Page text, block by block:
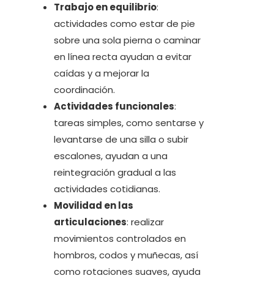
Trabajo en equilibrio:
actividades como estar de pie
sobre una sola pierna o caminar
en línea recta ayudan a evitar
caídas y a mejorar la
coordinación.
Actividades funcionales:
tareas simples, como sentarse y
levantarse de una silla o subir
escalones, ayudan a una
reintegración gradual a las
actividades cotidianas.
Movilidad en las
articulaciones: realizar
movimientos controlados en
hombros, codos y muñecas, así
como rotaciones suaves, ayuda